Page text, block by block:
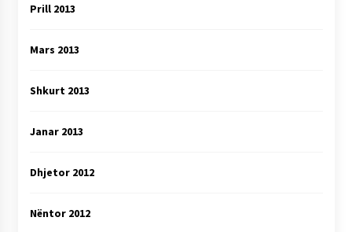
Prill 2013
Mars 2013
Shkurt 2013
Janar 2013
Dhjetor 2012
Nëntor 2012